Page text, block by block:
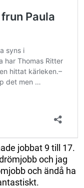
jobbat 9 till 17.
och jag
och ändå ha